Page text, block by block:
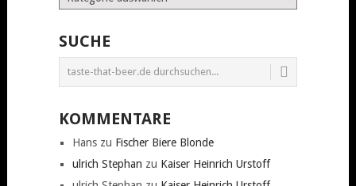
SUCHE
KOMMENTARE
Hanszu Fischer Biere Blonde
ulrich Stephan zu Kaiser Heinrich Urstoff